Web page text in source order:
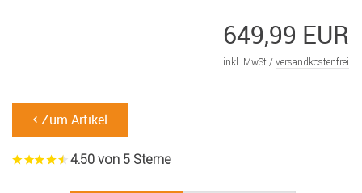
649,99 EUR
inkl. MwSt / versandkostenfrei
Zum Artikel
4.50 von 5 Sterne